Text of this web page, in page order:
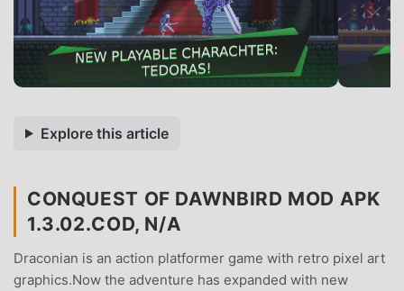
Explore this article
CONQUEST OF DAWNBIRD MOD APK
1.3.02.COD, N/A
Draconian is an action platformer game with retro pixel art
graphics.Now the adventure has expanded with new